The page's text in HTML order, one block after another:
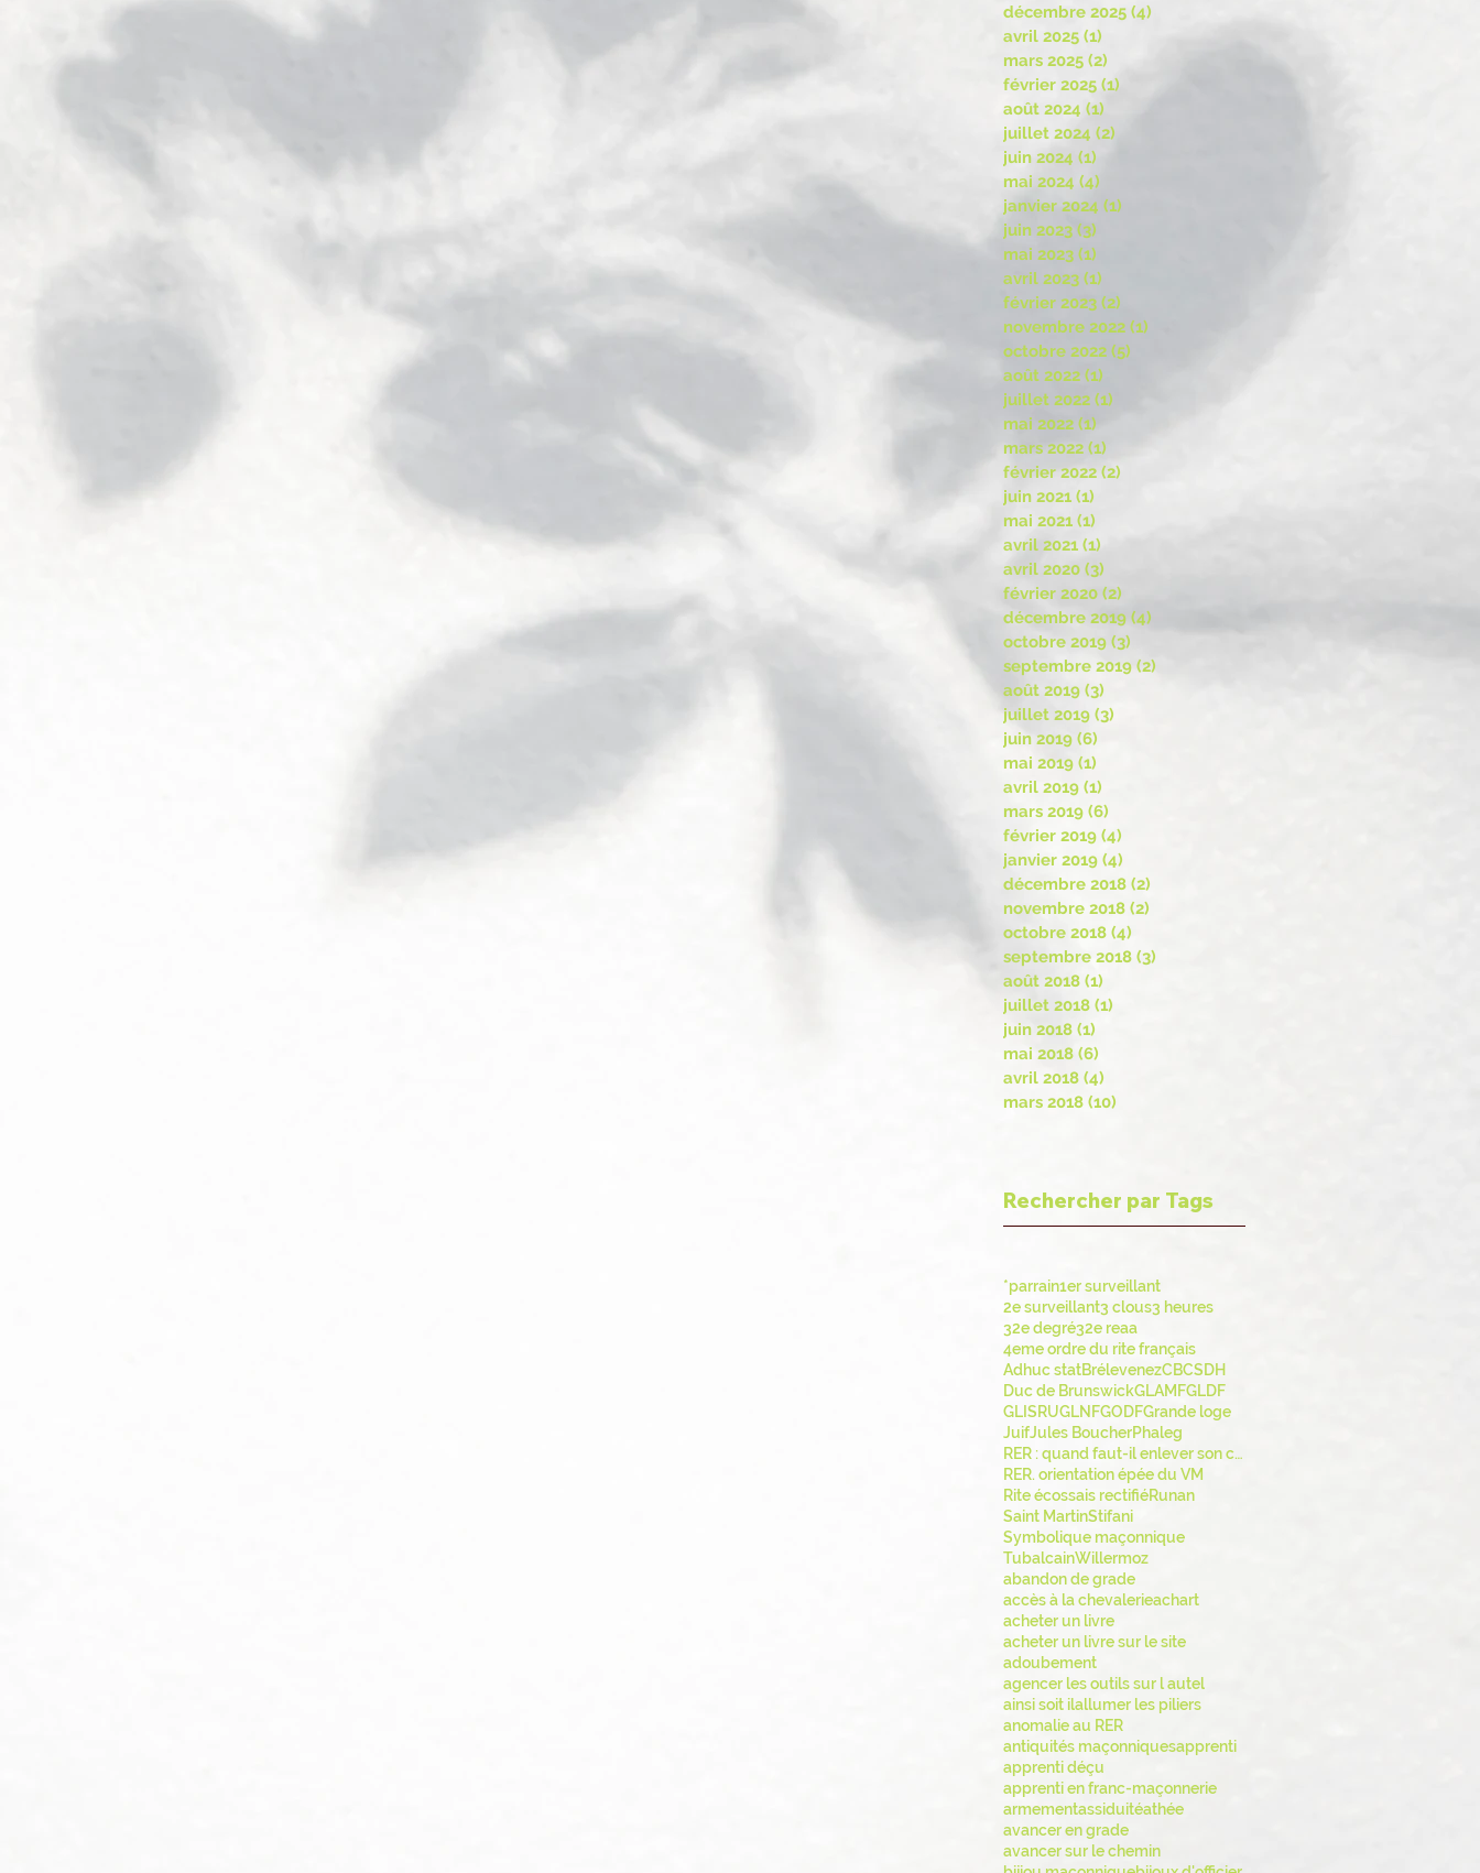
décembre 2025 (4)
avril 2025 (1)
mars 2025 (2)
février 2025 (1)
août 2024 (1)
juillet 2024 (2)
juin 2024 (1)
mai 2024 (4)
janvier 2024 (1)
juin 2023 (3)
mai 2023 (1)
avril 2023 (1)
février 2023 (2)
novembre 2022 (1)
octobre 2022 (5)
août 2022 (1)
juillet 2022 (1)
mai 2022 (1)
mars 2022 (1)
février 2022 (2)
juin 2021 (1)
mai 2021 (1)
avril 2021 (1)
avril 2020 (3)
février 2020 (2)
décembre 2019 (4)
octobre 2019 (3)
septembre 2019 (2)
août 2019 (3)
juillet 2019 (3)
juin 2019 (6)
mai 2019 (1)
avril 2019 (1)
mars 2019 (6)
février 2019 (4)
janvier 2019 (4)
décembre 2018 (2)
novembre 2018 (2)
octobre 2018 (4)
septembre 2018 (3)
août 2018 (1)
juillet 2018 (1)
juin 2018 (1)
mai 2018 (6)
avril 2018 (4)
mars 2018 (10)
Rechercher par Tags
*parrain1er surveillant
2e surveillant3 clous3 heures
32e degré32e reaa
4eme ordre du rite français
Adhuc statBrélevenezCBCSDH
Duc de BrunswickGLAMFGLDF
GLISRUGLNFGODFGrande loge
JuifJules BoucherPhaleg
RER : quand faut-il enlever son chapeau ?
RER. orientation épée du VM
Rite écossais rectifiéRunan
Saint MartinStifani
Symbolique maçonnique
TubalcainWillermoz
abandon de grade
accès à la chevalerieachart
acheter un livre
acheter un livre sur le site
adoubement
agencer les outils sur l autel
ainsi soit ilallumer les piliers
anomalie au RER
antiquités maçonniquesapprenti
apprenti déçu
apprenti en franc-maçonnerie
armementassiduitéathée
avancer en grade
avancer sur le chemin